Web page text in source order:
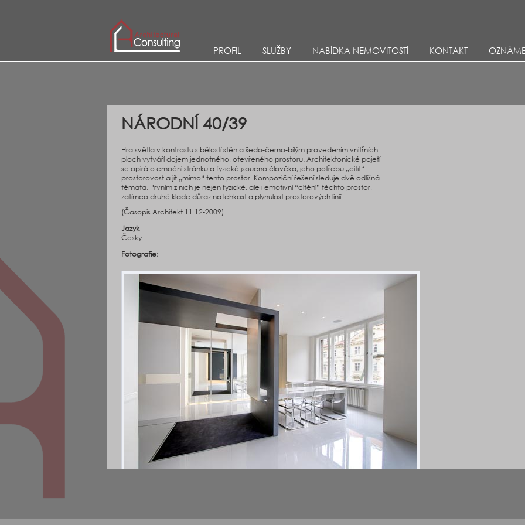
PROFIL SLUŽBY NABÍDKA NEMOVITOSTÍ KONTAKT
NÁRODNÍ 40/39
Hra světla v kontrastu s bělostí stěn a šedo-černo-bílým provedením vnitřních
ploch vytváří dojem jednotného, otevřeného prostoru. Architektonické pojetí
se opírá o emoční stránku a fyzické jsoucno člověka, jeho potřebu „cítit“
prostorovost a jít „mimo“ tento prostor. Kompoziční řešení sleduje dvě odlišná
témata. Prvním z nich je nejen fyzické, ale i emotivní “cítění” těchto prostor,
zatímco druhé klade důraz na lehkost a plynulost prostorových linií.
(Časopis Architekt 11.12-2009)
Jazyk
Česky
Fotografie:
Bytový dům